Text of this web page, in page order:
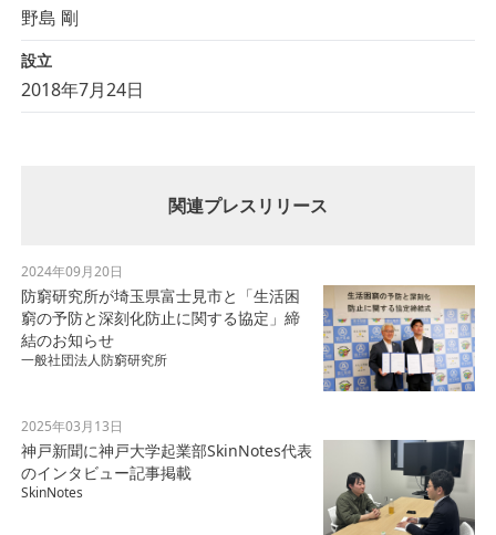
野島 剛
設立
2018年7月24日
関連プレスリリース
2024年09月20日
防窮研究所が埼玉県富士見市と「生活困
窮の予防と深刻化防止に関する協定」締
結のお知らせ
一般社団法人防窮研究所
2025年03月13日
神戸新聞に神戸大学起業部SkinNotes代表
のインタビュー記事掲載
SkinNotes